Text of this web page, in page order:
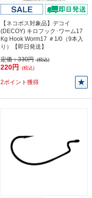
【ネコポス対象品】デコイ
(DECOY) キロフック･ワーム17
Kg Hook Worm17 ＃1/0（9本入
り）【即日発送】
定価：330円 (税込)
220円 (税込)
2ポイント獲得